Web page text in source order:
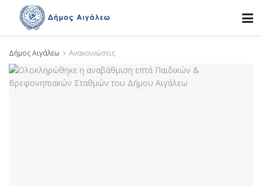
Δήμος Αιγάλεω Ανακοινώσεις